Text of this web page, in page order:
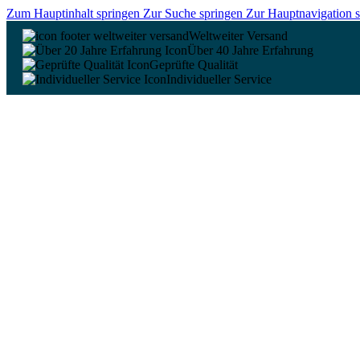
Zum Hauptinhalt springen Zur Suche springen Zur Hauptnavigation
Weltweiter Versand
Über 40 Jahre Erfahrung
Geprüfte Qualität
Individueller Service